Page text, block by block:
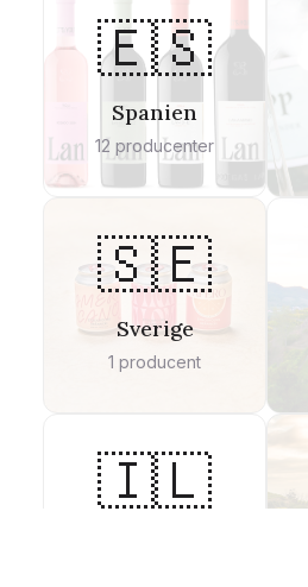
🇪🇸
Spanien
12 producenter
🇸🇪
Sverige
1 producent
🇮🇱